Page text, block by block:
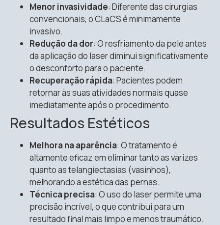
Menor invasividade: Diferente das cirurgias
convencionais, o CLaCS é minimamente
invasivo.
Redução da dor: O resfriamento da pele antes
da aplicação do laser diminui significativamente
o desconforto para o paciente.
Recuperação rápida: Pacientes podem
retornar às suas atividades normais quase
imediatamente após o procedimento.
Resultados Estéticos
Melhora na aparência: O tratamento é
altamente eficaz em eliminar tanto as varizes
quanto as telangiectasias (vasinhos),
melhorando a estética das pernas.
Técnica precisa: O uso do laser permite uma
precisão incrível, o que contribui para um
resultado final mais limpo e menos traumático.